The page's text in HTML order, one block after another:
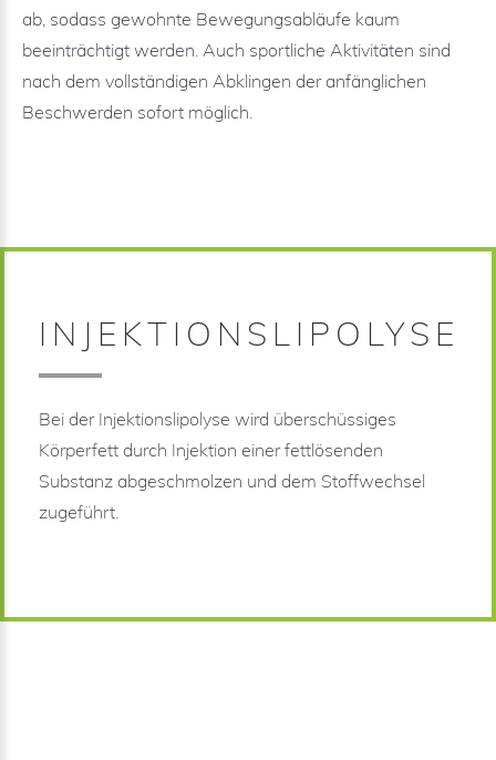
ab, sodass gewohnte Bewegungsabläufe kaum
beeinträchtigt werden. Auch sportliche Aktivitäten sind
nach dem vollständigen Abklingen der anfänglichen
Beschwerden sofort möglich.
INJEKTIONSLIPOLYSE
Bei der Injektionslipolyse wird überschüssiges
Körperfett durch Injektion einer fettlösenden
Substanz abgeschmolzen und dem Stoffwechsel
zugeführt.